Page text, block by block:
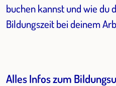
buchen kannst und wie du
Bildungszeit bei deinem
Alles Infos zum